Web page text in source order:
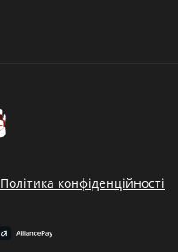
Політика конфіденційності